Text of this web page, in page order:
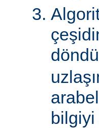
bilgiyi